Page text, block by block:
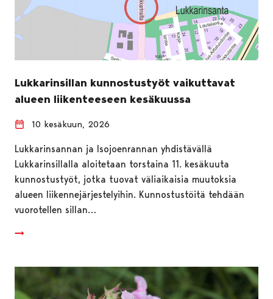
Lukkarinsillan kunnostustyöt vaikuttavat
alueen liikenteeseen kesäkuussa
10 kesäkuun, 2026
Lukkarinsannan ja Isojoenrannan yhdistävällä
Lukkarinsillalla aloitetaan torstaina 11. kesäkuuta
kunnostustyöt, jotka tuovat väliaikaisia muutoksia
alueen liikennejärjestelyihin. Kunnostustöitä tehdään
vuorotellen sillan…